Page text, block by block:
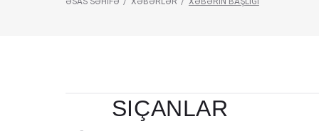
XƏBƏRLƏR
SIÇANLAR